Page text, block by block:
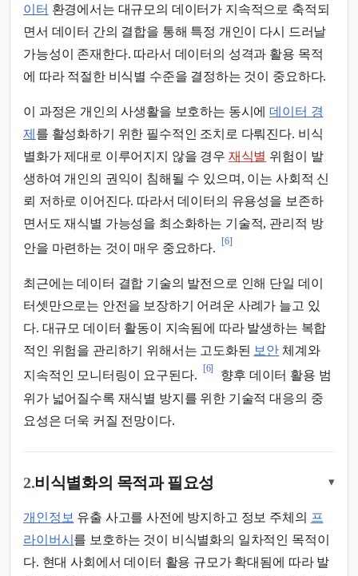
이터 환경에서는 대규모의 데이터가 지속적으로 축적되
면서 데이터 간의 결합을 통해 특정 개인이 다시 드러날
가능성이 존재한다. 따라서 데이터의 성격과 활용 목적
에 따라 적절한 비식별 수준을 결정하는 것이 중요하다.
이 과정은 개인의 사생활을 보호하는 동시에데이터 경
제 를 활성화하기 위한 필수적인 조치로 다뤄진다. 비식
별화가 제대로 이루어지지 않을 경우 재식별 위험이 발
생하여 개인의 권익이 침해될 수 있으며, 이는 사회적 신
뢰 저하로 이어진다. 따라서 데이터의 유용성을 보존하
면서도 재식별 가능성을 최소화하는 기술적, 관리적 방
안을 마련하는 것이 매우 중요하다.
[6]
최근에는 데이터 결합 기술의 발전으로 인해 단일 데이
터셋만으로는 안전을 보장하기 어려운 사례가 늘고 있
다. 대규모 데이터 활동이 지속됨에 따라 발생하는 복합
적인 위험을 관리하기 위해서는 고도화된 보안 체계와
지속적인 모니터링이 요구된다.
[6]
향후 데이터 활용 범
위가 넓어질수록 재식별 방지를 위한 기술적 대응의 중
요성은 더욱 커질 전망이다.
2.비식별화의 목적과 필요성 ▾
개인정보 유출 사고를 사전에 방지하고 정보 주체의 프
라이버시 를 보호하는 것이 비식별화의 일차적인 목적이
다. 현대 사회에서 데이터 활용 규모가 확대됨에 따라 발